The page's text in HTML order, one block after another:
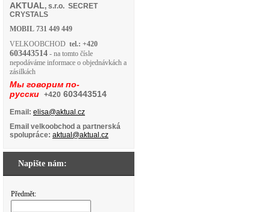
AKTUAL, s.r.o. SECRET
CRYSTALS
MOBIL 731 449 449
VELKOOBCHOD tel.: +420
603443514 - na tomto čísle
nepodáváme informace o objednávkách a
zásilkách
Мы говорим по-
русски +420 603443514
Email: elisa@aktual.cz
Email velkoobchod a partnerská
spolupráce: aktual@aktual.cz
Napište nám:
Předmět: